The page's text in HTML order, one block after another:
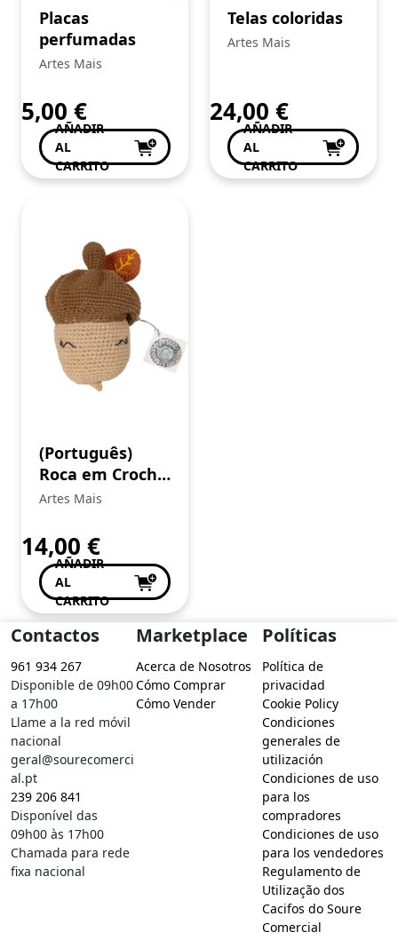
Placas
perfumadas
Artes Mais
5,00 €
AÑADIR
AL
CARRITO
Telas coloridas
Artes Mais
24,00 €
AÑADIR
AL
CARRITO
(Português)
Roca em Croché
para Bibe
Artes Mais
14,00 €
AÑADIR
AL
CARRITO
Contactos
961 934 267
Disponible de 09h00
a 17h00
Llame a la red móvil
nacional
geral@sourecomerci
al.pt
239 206 841
Disponível das
09h00 às 17h00
Chamada para rede
fixa nacional
Marketplace
Acerca de Nosotros
Cómo Comprar
Cómo Vender
Políticas
Política de
privacidad
Cookie Policy
Condiciones
generales de
utilización
Condiciones de uso
para los
compradores
Condiciones de uso
para los vendedores
Regulamento de
Utilização dos
Cacifos do Soure
Comercial